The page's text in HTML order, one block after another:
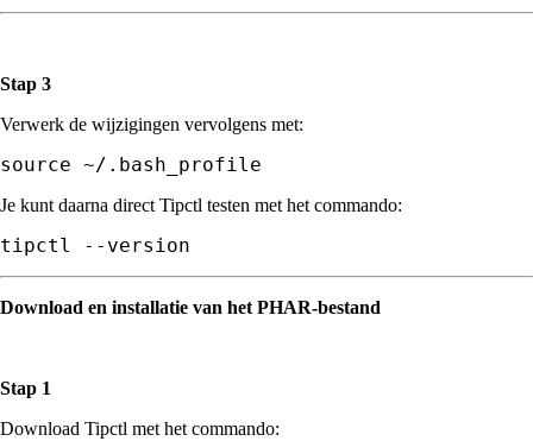
Stap 3
Verwerk de wijzigingen vervolgens met:
Je kunt daarna direct Tipctl testen met het commando:
tipctl --version
Download en installatie van het PHAR-bestand
Stap 1
Download Tipctl met het commando: